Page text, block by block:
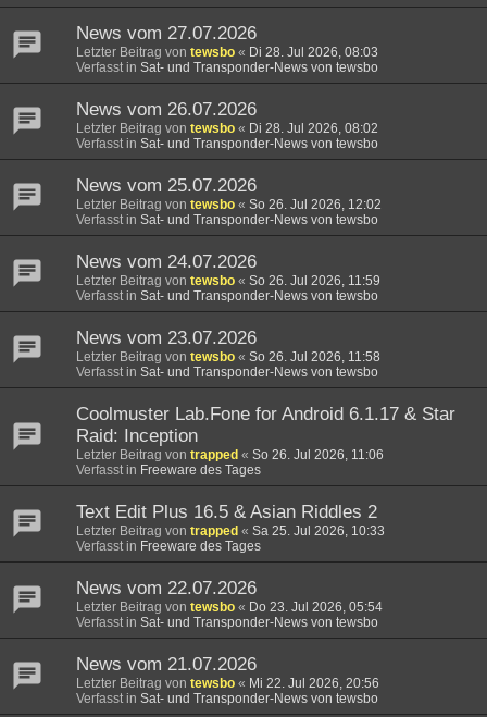
News vom 27.07.2026
Letzter Beitrag von tewsbo « Di 28. Jul 2026, 08:03
Verfasst in Sat- und Transponder-News von tewsbo
News vom 26.07.2026
Letzter Beitrag von tewsbo « Di 28. Jul 2026, 08:02
Verfasst in Sat- und Transponder-News von tewsbo
News vom 25.07.2026
Letzter Beitrag von tewsbo « So 26. Jul 2026, 12:02
Verfasst in Sat- und Transponder-News von tewsbo
News vom 24.07.2026
Letzter Beitrag von tewsbo « So 26. Jul 2026, 11:59
Verfasst in Sat- und Transponder-News von tewsbo
News vom 23.07.2026
Letzter Beitrag von tewsbo « So 26. Jul 2026, 11:58
Verfasst in Sat- und Transponder-News von tewsbo
Coolmuster Lab.Fone for Android 6.1.17 & Star
Raid: Inception
Letzter Beitrag von trapped « So 26. Jul 2026, 11:06
Verfasst in Freeware des Tages
Text Edit Plus 16.5 & Asian Riddles 2
Letzter Beitrag von trapped « Sa 25. Jul 2026, 10:33
Verfasst in Freeware des Tages
News vom 22.07.2026
Letzter Beitrag von tewsbo « Do 23. Jul 2026, 05:54
Verfasst in Sat- und Transponder-News von tewsbo
News vom 21.07.2026
Letzter Beitrag von tewsbo « Mi 22. Jul 2026, 20:56
Verfasst in Sat- und Transponder-News von tewsbo